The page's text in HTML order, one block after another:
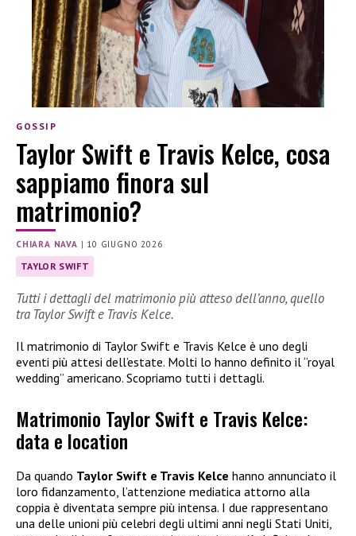
GOSSIP
Taylor Swift e Travis Kelce, cosa
sappiamo finora sul
matrimonio?
CHIARA NAVA | 10 GIUGNO 2026
TAYLOR SWIFT
Tutti i dettagli del matrimonio più atteso dell’anno, quello
tra Taylor Swift e Travis Kelce.
Il matrimonio di Taylor Swift e Travis Kelce è uno degli
eventi più attesi dell’estate. Molti lo hanno definito il “royal
wedding” americano. Scopriamo tutti i dettagli.
Matrimonio Taylor Swift e Travis Kelce:
data e location
Da quando Taylor Swift e Travis Kelce hanno annunciato il
loro fidanzamento, l’attenzione mediatica attorno alla
coppia è diventata sempre più intensa. I due rappresentano
una delle unioni più celebri degli ultimi anni negli Stati Uniti,